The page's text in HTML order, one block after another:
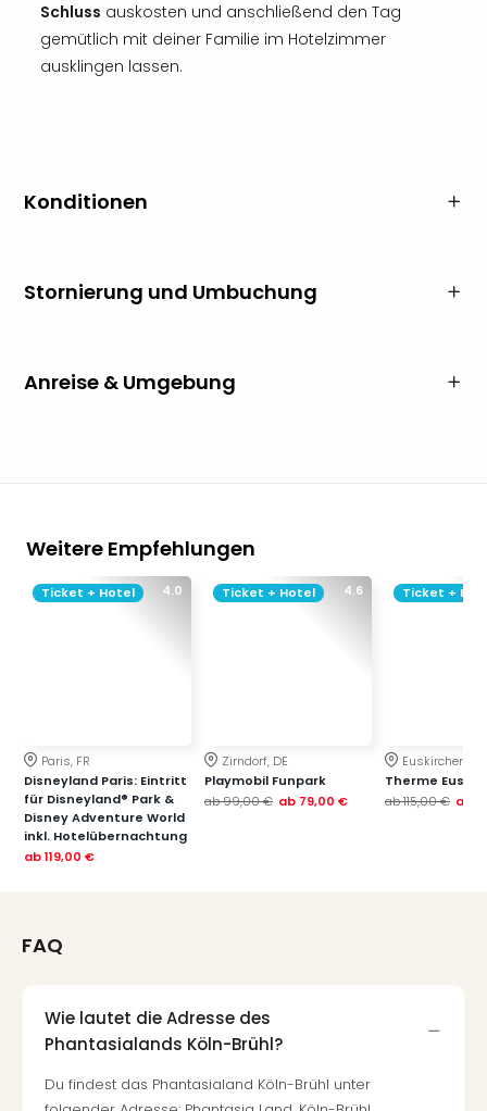
Schluss auskosten und anschließend den Tag
gemütlich mit deiner Familie im Hotelzimmer
ausklingen lassen.
Konditionen
Stornierung und Umbuchung
Anreise & Umgebung
Weitere Empfehlungen
4.0
Ticket + Hotel
Paris, FR
Disneyland Paris: Eintritt
für Disneyland® Park &
Disney Adventure World
inkl. Hotelübernachtung
ab119,00 €
4.6
Ticket + Hotel
Zirndorf, DE
Playmobil Funpark
ab99,00 € ab 79,00 €
Ticket +
Euskirchen, DE
Therme
ab115,00 € ab
FAQ
Wie lautet die Adresse des
Phantasialands Köln-Brühl?
Du findest das Phantasialand Köln-Brühl unter